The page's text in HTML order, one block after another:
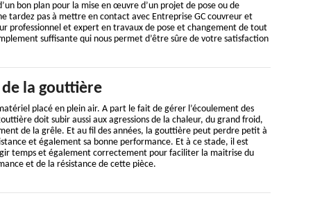
bon plan pour la mise en œuvre d’un projet de pose ou de
tardez pas à mettre en contact avec Entreprise GC couvreur et
professionnel et expert en travaux de pose et changement de tout
suffisante qui nous permet d’être sûre de votre satisfaction
la gouttière
placé en plein air. A part le fait de gérer l’écoulement des
doit subir aussi aux agressions de la chaleur, du grand froid,
de la grêle. Et au fil des années, la gouttière peut perdre petit à
et également sa bonne performance. Et à ce stade, il est
temps et également correctement pour faciliter la maitrise du
et de la résistance de cette pièce.